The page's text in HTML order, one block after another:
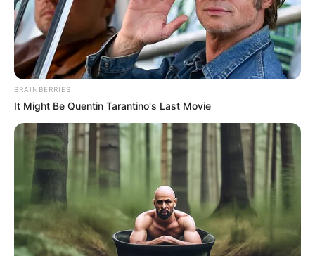
BRAINBERRIES
It Might Be Quentin Tarantino's Last Movie